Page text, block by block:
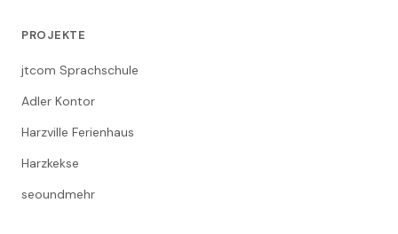
PROJEKTE
jtcom Sprachschule
Adler Kontor
Harzville Ferienhaus
Harzkekse
seoundmehr